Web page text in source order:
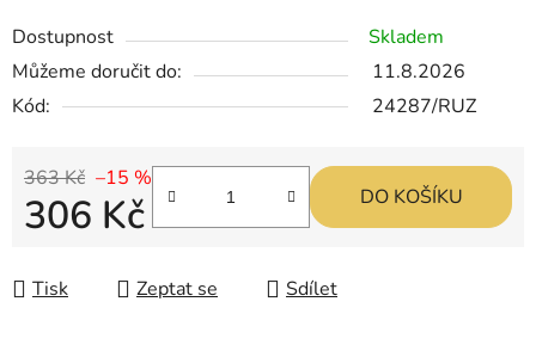
Dostupnost
Skladem
Můžeme doručit do:
11.8.2026
Kód:
24287/RUZ
363 Kč –15 %
306 Kč DO KOŠÍKU
Tisk Zeptat se Sdílet